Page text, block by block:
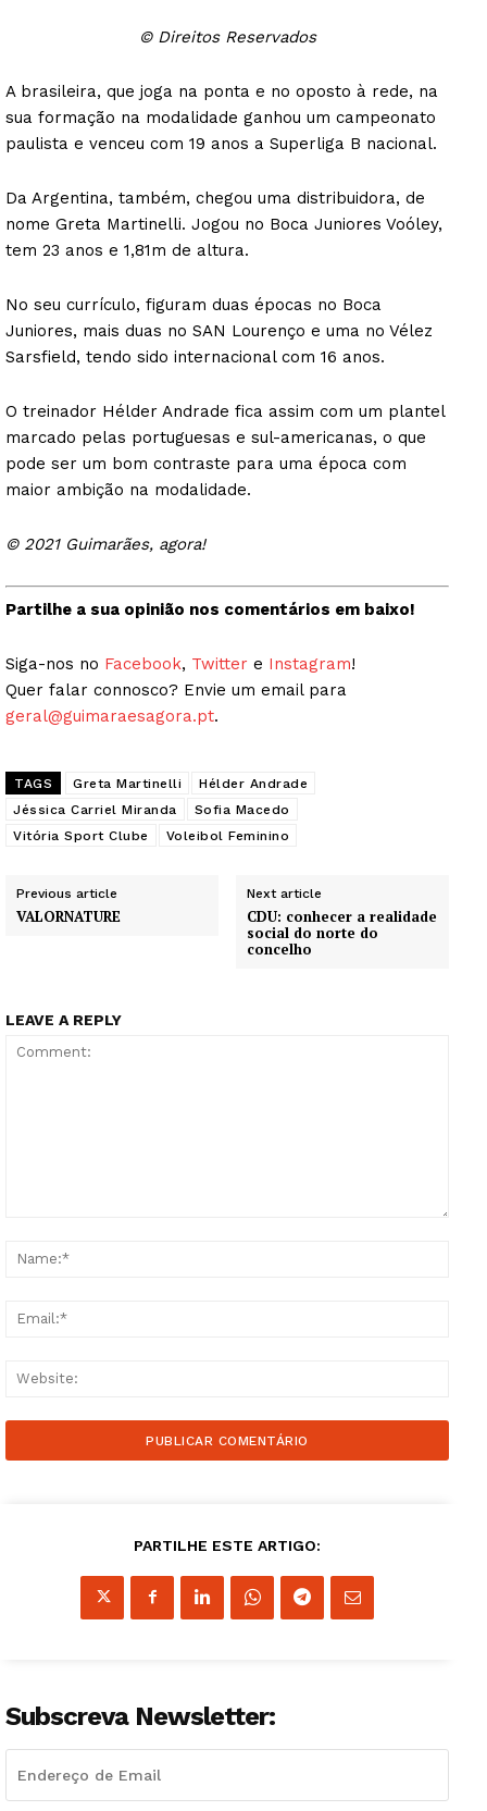
Guimarães, agora!
Institucional
© Direitos Reservados
A brasileira, que joga na ponta e no oposto à rede, na
sua formação na modalidade ganhou um campeonato
paulista e venceu com 19 anos a Superliga B nacional.
Da Argentina, também, chegou uma distribuidora, de
nome Greta Martinelli. Jogou no Boca Juniores Voóley,
tem 23 anos e 1,81m de altura.
No seu currículo, figuram duas épocas no Boca
Juniores, mais duas no SAN Lourenço e uma no Vélez
Sarsfield, tendo sido internacional com 16 anos.
O treinador Hélder Andrade fica assim com um plantel
marcado pelas portuguesas e sul-americanas, o que
pode ser um bom contraste para uma época com
maior ambição na modalidade.
© 2021 Guimarães, agora!
Partilhe a sua opinião nos comentários em baixo!
Siga-nos no Facebook, Twitter e Instagram!
Quer falar connosco? Envie um email para
geral@guimaraesagora.pt.
TAGS Greta Martinelli
Hélder Andrade
Jéssica Carriel Miranda
Sofia Macedo
Vitória Sport Clube
Voleibol Feminino
Previous article
VALORNATURE
Next article
CDU: conhecer a realidade
social do norte do
concelho
LEAVE A REPLY
PARTILHE ESTE ARTIGO:
Subscreva Newsletter: